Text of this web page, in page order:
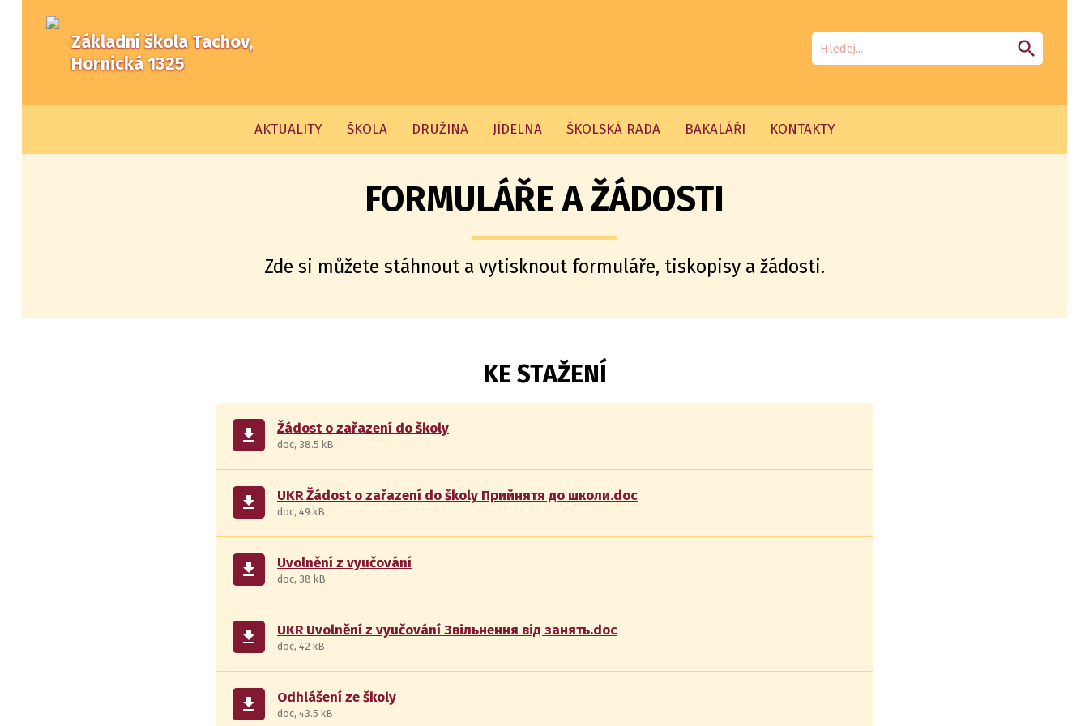
search
Základní škola Tachov,
Hornická 1325
AKTUALITY ŠKOLA DRUŽINA JÍDELNA ŠKOLSKÁ RADA BAKALÁŘI KONTAKTY
FORMULÁŘE A ŽÁDOSTI
Zde si můžete stáhnout a vytisknout formuláře, tiskopisy a žádosti.
KE STAŽENÍ
get_app Žádost o zařazení do školy
doc, 38.5 kB
get_app UKR Žádost o zařazení do školy Прийнятя до школи.doc
doc, 49 kB
get_app Uvolnění z vyučování
doc, 38 kB
get_app UKR Uvolnění z vyučování Звільнення від занять.doc
doc, 42 kB
get_app Odhlášení ze školy
doc, 43.5 kB